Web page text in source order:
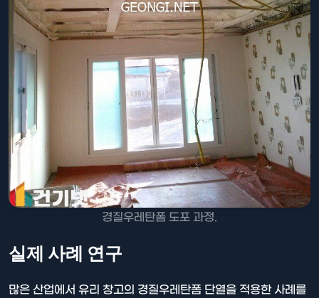
경질우레탄폼 도포 과정.
실제 사례 연구
많은 산업에서 유리 창고의 경질우레탄폼 단열을 적용한 사례를